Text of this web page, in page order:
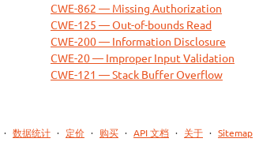
CWE-862 — Missing Authorization
CWE-125 — Out-of-bounds Read
CWE-200 — Information Disclosure
CWE-20 — Improper Input Validation
CWE-121 — Stack Buffer Overflow
· 数据统计 · 定价 · 购买 · API 文档 · 关于 · Sitemap